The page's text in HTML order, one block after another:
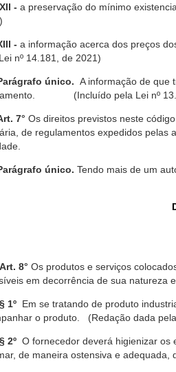
- a preservação do mínimo
- a informação acerca dos preços
nº 14.181, de 2021)
único. A informação de que
(Incluído pela Lei nº
7° Os direitos previstos neste
de regulamentos expedidos pelas
único. Tendo mais de um
Art. 8° Os produtos e serviços
em decorrência de sua natureza
§ 1º Em se tratando de produto
o produto. (Redação dada
§ 2º O fornecedor deverá higienizar os
de maneira ostensiva e